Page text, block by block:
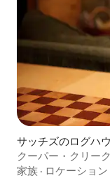
サッチズのログハ
クーパー・クリー
家族 · ロケーション